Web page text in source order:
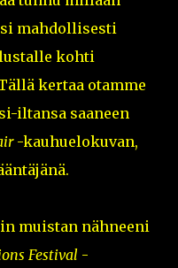
mahdollisesti
kohti
kertaa otamme
iltansa saaneen
-kauhuelokuvan,
muistan nähneeni
Festival -